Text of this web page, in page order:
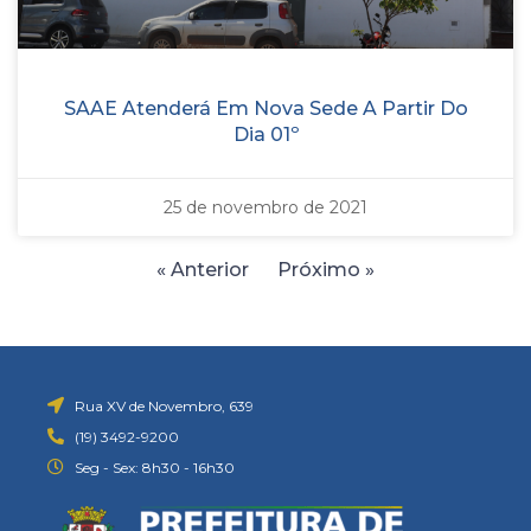
SAAE Atenderá Em Nova Sede A Partir Do
Dia 01º
25 de novembro de 2021
« Anterior Próximo »
Rua XV de Novembro, 639
(19) 3492-9200
Seg - Sex: 8h30 - 16h30